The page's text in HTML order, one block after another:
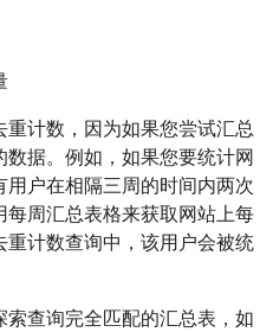
计数，因为如果您尝试汇总
据。例如，如果您要统计网
户在相隔三周的时间内两次
周汇总表格来获取网站上每
重计数查询中，该用户会被统
查询完全匹配的汇总表，如